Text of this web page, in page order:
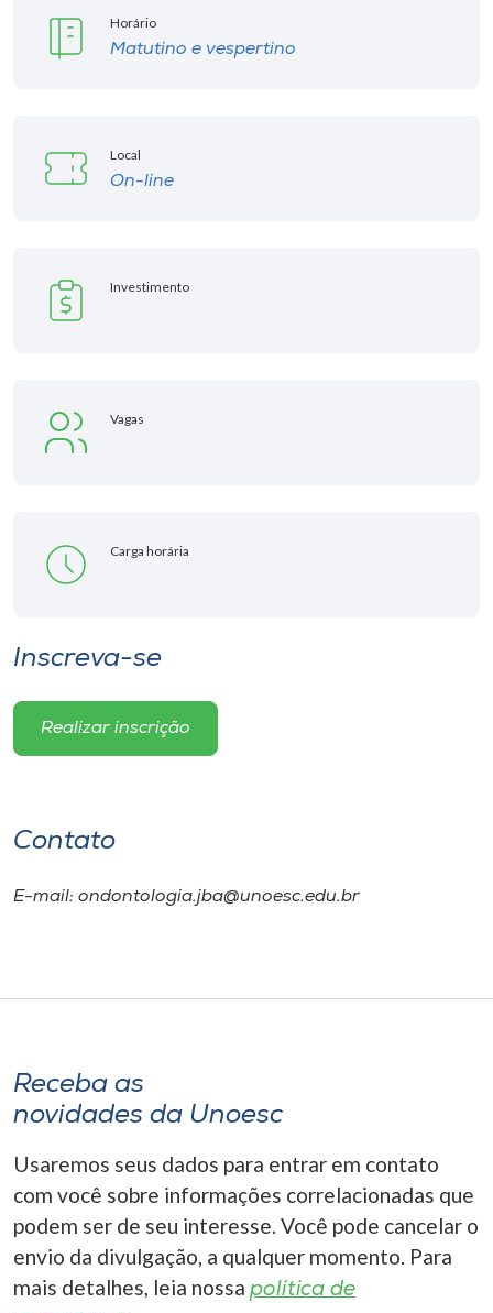
Horário
Matutino e vespertino
Local
On-line
Investimento
Vagas
Carga horária
Inscreva-se
Realizar inscrição
Contato
E-mail: ondontologia.jba@unoesc.edu.br
Receba as
novidades da Unoesc
Usaremos seus dados para entrar em contato
com você sobre informações correlacionadas que
podem ser de seu interesse. Você pode cancelar o
envio da divulgação, a qualquer momento. Para
mais detalhes, leia nossa política de